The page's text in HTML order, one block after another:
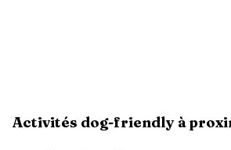
Activités dog-friendly à